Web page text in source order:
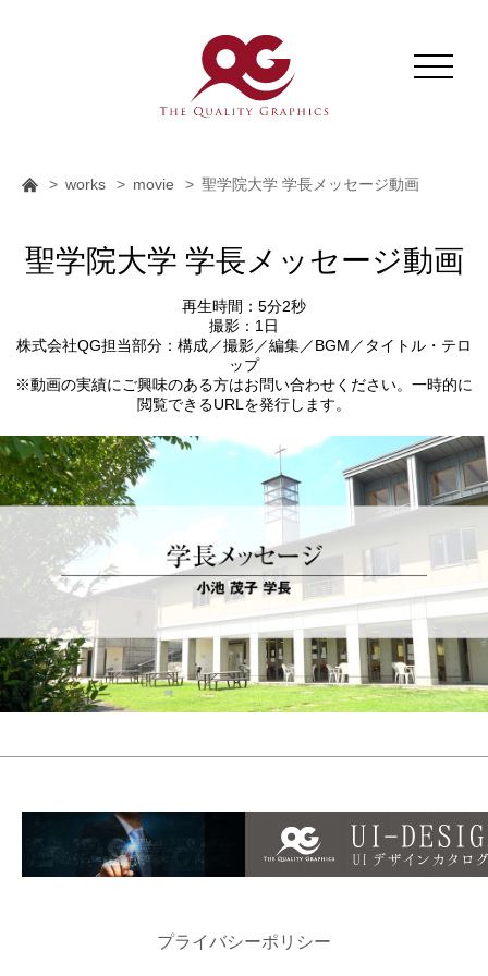
works movie 聖学院大学 学長メッセージ動画
聖学院大学 学長メッセージ動画
再生時間：5分2秒
撮影：1日
株式会社QG担当部分：構成／撮影／編集／BGM／タイトル・テロ
ップ
※動画の実績にご興味のある方はお問い合わせください。一時的に
閲覧できるURLを発行します。
プライバシーポリシー